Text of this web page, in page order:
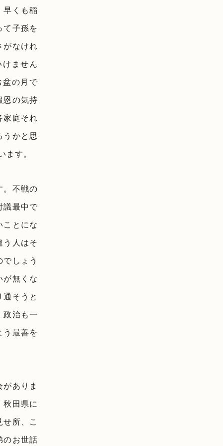
早くも稲
て子孫を
がなけれ
ません
盆の月で
恩の気持
家庭それ
うかと思
ます。
。不戦の
議最中で
ことにな
う人はそ
しょう
が無くな
そうと
政治も一
う最善を
ありま
秋田県に
所、こ
のお世話